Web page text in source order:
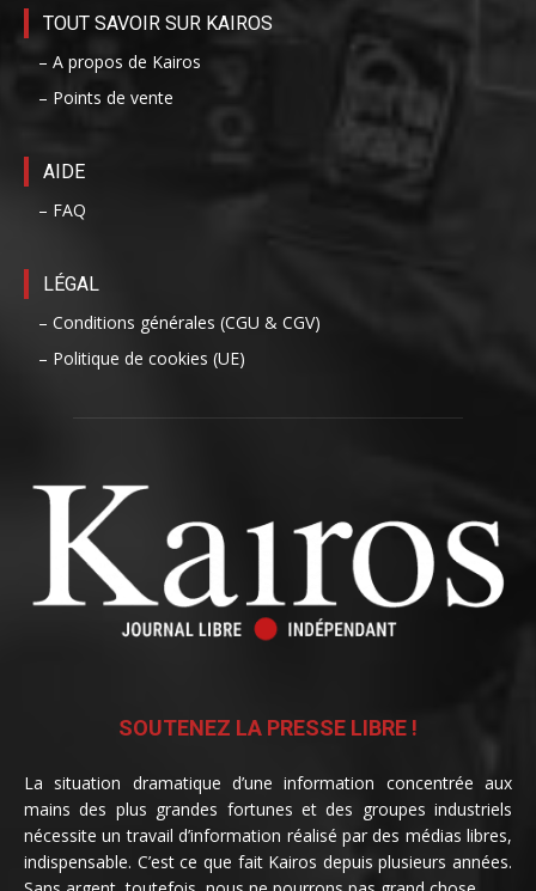
TOUT SAVOIR SUR KAIROS
– A propos de Kairos
– Points de vente
AIDE
– FAQ
LÉGAL
– Conditions générales (CGU & CGV)
– Politique de cookies (UE)
SOUTENEZ LA PRESSE LIBRE !
La situation dramatique d’une information concentrée aux
mains des plus grandes fortunes et des groupes industriels
nécessite un travail d’information réalisé par des médias libres,
indispensable. C’est ce que fait Kairos depuis plusieurs années.